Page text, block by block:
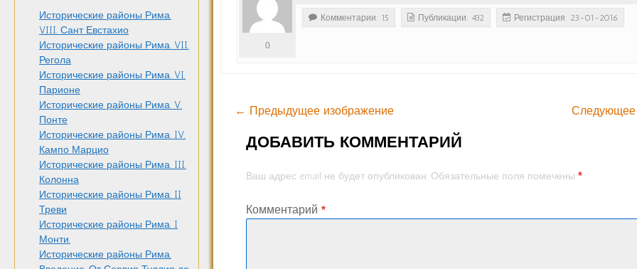
Исторические районы Рима.
VIII. Сант Евстахио
Исторические районы Рима. VII.
Регола
Исторические районы Рима. VI.
Парионе
Исторические районы Рима. V.
Понте
Исторические районы Рима. IV.
Кампо Марцио
Исторические районы Рима. III.
Колонна
Исторические районы Рима. II
Треви
Исторические районы Рима. I
Монти.
Исторические районы Рима.
0
Комментарии: 15 Публикации: 432 Регистрация: 23-01-2016
← Предыдущее изображение Следующее
ДОБАВИТЬ КОММЕНТАРИЙ
Ваш адрес email не будет опубликован. Обязательные поля помечены*
Комментарий*